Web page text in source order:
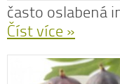
často oslabená
Číst více »